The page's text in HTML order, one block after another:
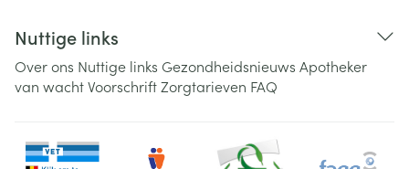
Nuttige links
Over ons Nuttige links Gezondheidsnieuws Apotheker
van wachtVoorschriftZorgtarieven FAQ